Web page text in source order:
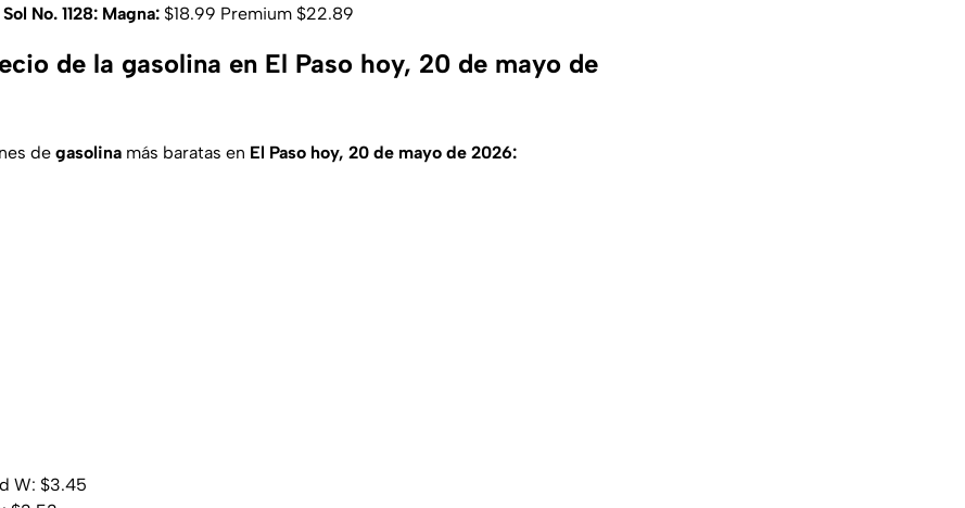
No. 1128: Magna: $18.99 Premium $22.89
de la gasolina en El Paso hoy, 20 de mayo de
de gasolina más baratas en El Paso hoy, 20 de mayo de 2026:
W: $3.45